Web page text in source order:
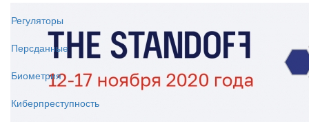
Регуляторы
Персданные
Биометрия
Киберпреступность